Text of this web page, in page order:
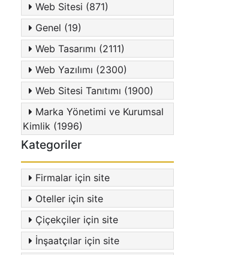
Web Sitesi (871)
Genel (19)
Web Tasarımı (2111)
Web Yazılımı (2300)
Web Sitesi Tanıtımı (1900)
Marka Yönetimi ve Kurumsal
Kimlik (1996)
Kategoriler
Firmalar için site
Oteller için site
Çiçekçiler için site
İnşaatçılar için site